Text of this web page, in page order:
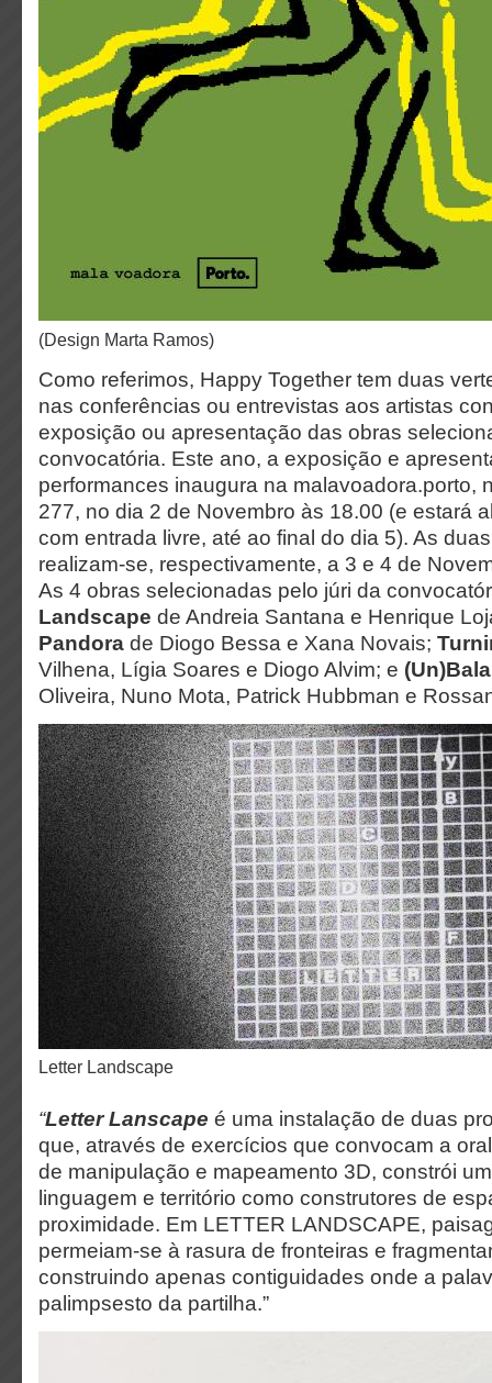
(design Marta Ramos)
Como referimos, Happy Together tem duas
nas conferências ou entrevistas aos artistas
exposição ou apresentação das obras
convocatória. Este ano, a exposição e
performances inaugura na malavoadora.porto,
277, no dia 2 de Novembro às 18.00 (e estará
com entrada livre, até ao final do dia 5). As
realizam-se, respectivamente, a 3 e 4 de
As 4 obras selecionadas pelo júri da
Landscape de Andreia Santana e Henrique
Pandora de Diogo Bessa e Xana Novais;
Vilhena, Lígia Soares e Diogo Alvim; e
Oliveira, Nuno Mota, Patrick Hubbman e
Letter Landscape
“Letter Lanscape é uma instalação de duas
que, através de exercícios que convocam a
de manipulação e mapeamento 3D, constrói
linguagem e território como construtores de
proximidade. Em LETTER LANDSCAPE,
permeiam-se à rasura de fronteiras e
construindo apenas contiguidades onde a
palimpsesto da partilha.”